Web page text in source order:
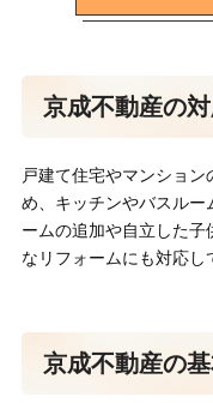
京成不動産の
戸建て住宅やマンショ
め、キッチンやバスル
ームの追加や自立した
なリフォームにも対応し
京成不動産の